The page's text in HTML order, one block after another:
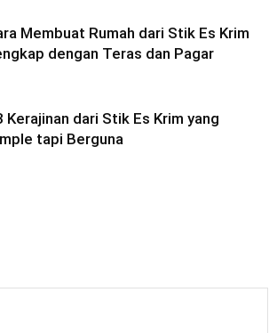
Membuat Rumah dari Stik Es Krim
dengan Teras dan Pagar
Kerajinan dari Stik Es Krim yang
tapi Berguna